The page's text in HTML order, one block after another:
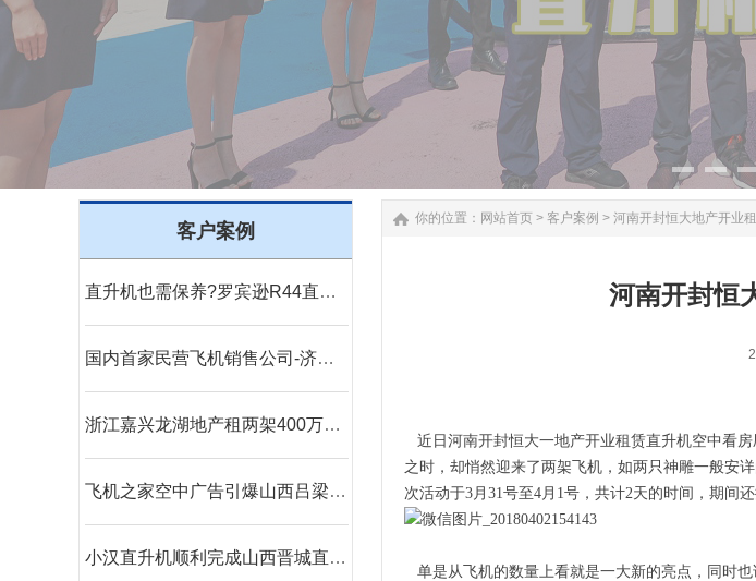
客户案例
直升机也需保养?罗宾逊R44直升机300小时的定检
国内首家民营飞机销售公司-济南凌音飞机销售有限公司
浙江嘉兴龙湖地产租两架400万直升机空中看房
飞机之家空中广告引爆山西吕梁中阳县上空
小汉直升机顺利完成山西晋城直升机航测
你的位置： 网站首页 > 客户案例 > 河南开封恒大地产开业
河南开封恒
近日河南开封恒大一地产开业租赁直升机空中看房
之时，却悄然迎来了两架飞机，如两只神雕一般安
次活动于3月31号至4月1号，共计2天的时间，期间
单是从飞机的数量上看就是一大新的亮点，同时